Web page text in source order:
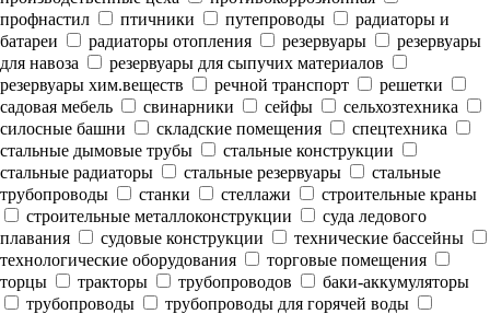
профнастил
птичники путепроводы
радиаторы и
батареи
радиаторы отопления резервуары
резервуары
для навоза
резервуары для сыпучих материалов
резервуары хим.веществ
речной транспорт
решетки
садовая мебель
свинарники сейфы
сельхозтехника
силосные башни
складские помещения
спецтехника
стальные дымовые трубы
стальные конструкции
стальные радиаторы
стальные резервуары
стальные
трубопроводы
станки стеллажи
строительные краны
строительные металлоконструкции
суда ледового
плавания
судовые конструкции
технические бассейны
технологические оборудования
торговые помещения
торцы
тракторы трубопроводов
баки-аккумуляторы
трубопроводы
трубопроводы для горячей воды